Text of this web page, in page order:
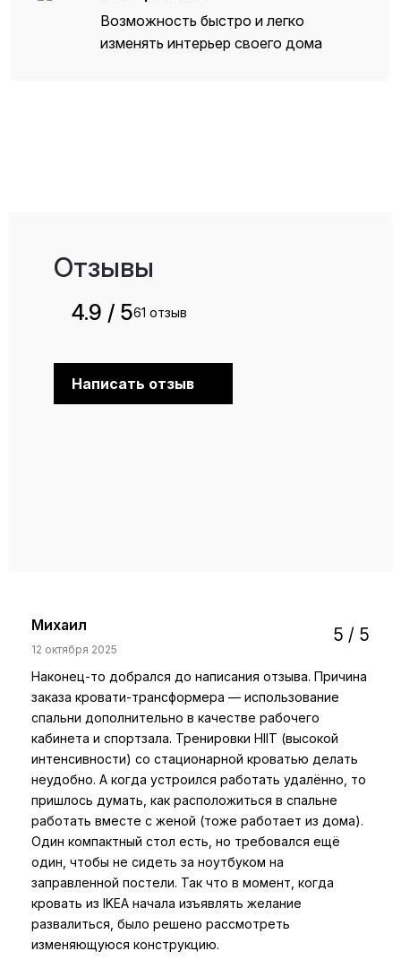
Возможность быстро и легко
изменять интерьер своего дома
Отзывы
4.9 / 561 отзыв
Написать отзыв
Михаил
12 октября 2025
5 / 5
Наконец-то добрался до написания отзыва. Причина
заказа кровати-трансформера — использование
спальни дополнительно в качестве рабочего
кабинета и спортзала. Тренировки HIIT (высокой
интенсивности) со стационарной кроватью делать
неудобно. А когда устроился работать удалённо, то
пришлось думать, как расположиться в спальне
работать вместе с женой (тоже работает из дома).
Один компактный стол есть, но требовался ещё
один, чтобы не сидеть за ноутбуком на
заправленной постели. Так что в момент, когда
кровать из IKEA начала изъявлять желание
развалиться, было решено рассмотреть
изменяющуюся конструкцию.